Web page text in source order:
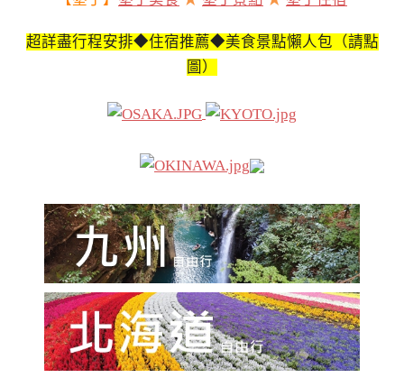
超詳盡行程安排◆住宿推薦◆美食景點懶人包（請點
圖）